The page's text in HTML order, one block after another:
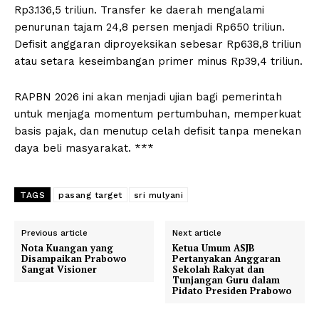
Rp3.136,5 triliun. Transfer ke daerah mengalami
penurunan tajam 24,8 persen menjadi Rp650 triliun.
Defisit anggaran diproyeksikan sebesar Rp638,8 triliun
atau setara keseimbangan primer minus Rp39,4 triliun.
RAPBN 2026 ini akan menjadi ujian bagi pemerintah
untuk menjaga momentum pertumbuhan, memperkuat
basis pajak, dan menutup celah defisit tanpa menekan
daya beli masyarakat. ***
TAGS pasang target sri mulyani
Previous article
Nota Kuangan yang
Disampaikan Prabowo
Sangat Visioner
Next article
Ketua Umum ASJB
Pertanyakan Anggaran
Sekolah Rakyat dan
Tunjangan Guru dalam
Pidato Presiden Prabowo